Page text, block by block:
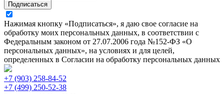
Подписаться
Нажимая кнопку «Подписаться», я даю свое согласие на
обработку моих персональных данных, в соответствии с
Федеральным законом от 27.07.2006 года №152-ФЗ «О
персональных данных», на условиях и для целей,
определенных в Согласии на обработку персональных данных
+7 (903) 258-84-52
+7 (499) 250-52-38